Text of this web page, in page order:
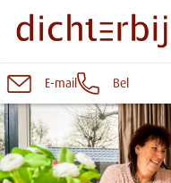
Naar
inhoud
E-mail Bel
Snel naar: